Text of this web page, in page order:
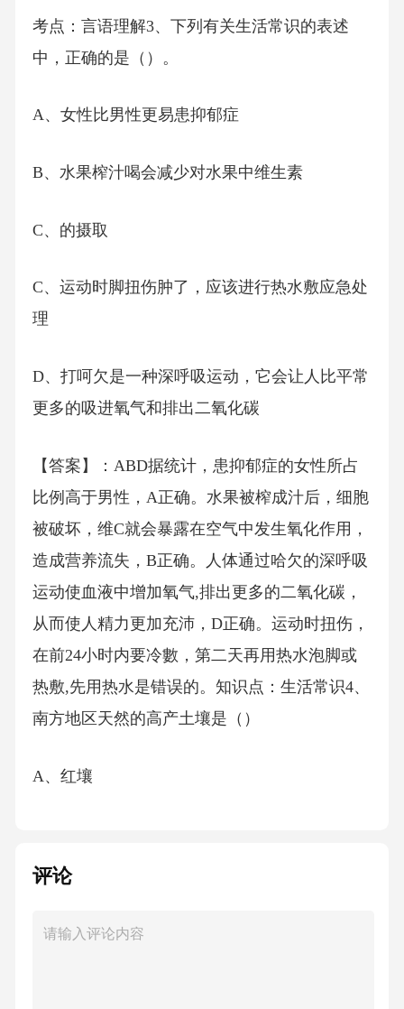
考点：言语理解3、下列有关生活常识的表述
中，正确的是（）。
A、女性比男性更易患抑郁症
B、水果榨汁喝会减少对水果中维生素
C、的摄取
C、运动时脚扭伤肿了，应该进行热水敷应急处
理
D、打呵欠是一种深呼吸运动，它会让人比平常
更多的吸进氧气和排出二氧化碳
【答案】：ABD据统计，患抑郁症的女性所占
比例高于男性，A正确。水果被榨成汁后，细胞
被破坏，维C就会暴露在空气中发生氧化作用，
造成营养流失，B正确。人体通过哈欠的深呼吸
运动使血液中增加氧气,排出更多的二氧化碳，
从而使人精力更加充沛，D正确。运动时扭伤，
在前24小时内要冷數，第二天再用热水泡脚或
热敷,先用热水是错误的。知识点：生活常识4、
南方地区天然的高产土壤是（）
A、红壤
C、水稻土
评论